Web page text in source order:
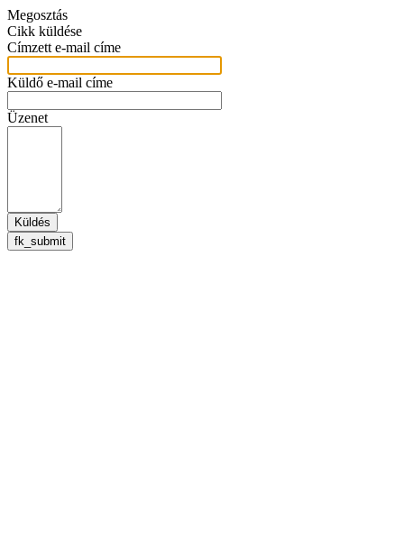
Megosztás
Cikk küldése
Címzett e-mail címe
Küldő e-mail címe
Üzenet